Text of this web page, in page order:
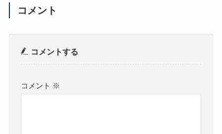
コメント
コメントする
コメント ※